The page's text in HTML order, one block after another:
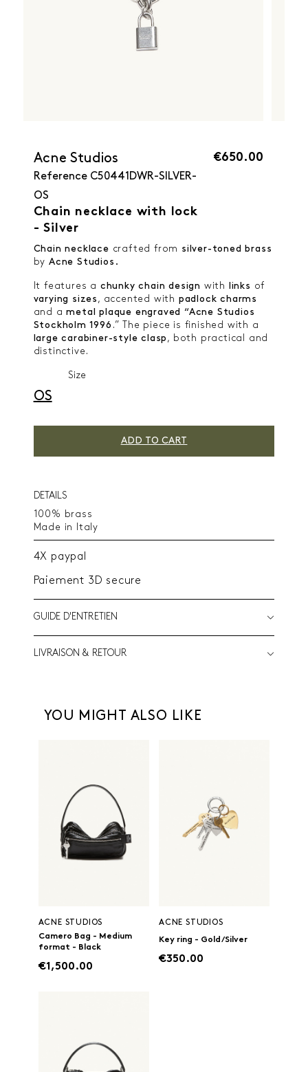
Acne Studios
Reference C50441DWR-SILVER-
OS
Chain necklace with lock
- Silver
€650.00
Chain necklace crafted from silver-toned brass
by Acne Studios.
It features a chunky chain design with links of
varying sizes , accented with padlock charms
and ametal plaque engraved “Acne Studios
Stockholm 1996 .” The piece is finished with a
large carabiner-style clasp , both practical and
distinctive.
Size
OS
ADD TO CART
DETAILS
100% brass
Made in Italy
4X paypal
Paiement 3D secure
GUIDE D'ENTRETIEN
LIVRAISON & RETOUR
YOU MIGHT ALSO LIKE
ACNE STUDIOS
Camero Bag - Medium
format - Black
€1,500.00
ACNE STUDIOS
Key ring - Gold/Silver
€350.00